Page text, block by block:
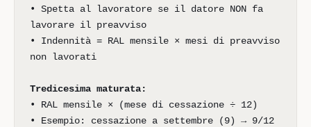
• Spetta al lavoratore se il datore NON fa
lavorare il preavviso
• Indennità = RAL mensile × mesi di preavviso
non lavorati
Tredicesima maturata:
• RAL mensile × (mese di cessazione ÷ 12)
• Esempio: cessazione a settembre (9) → 9/12